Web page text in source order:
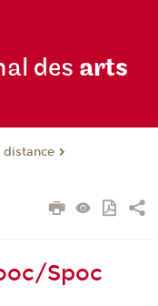
des arts
distance
Spoc